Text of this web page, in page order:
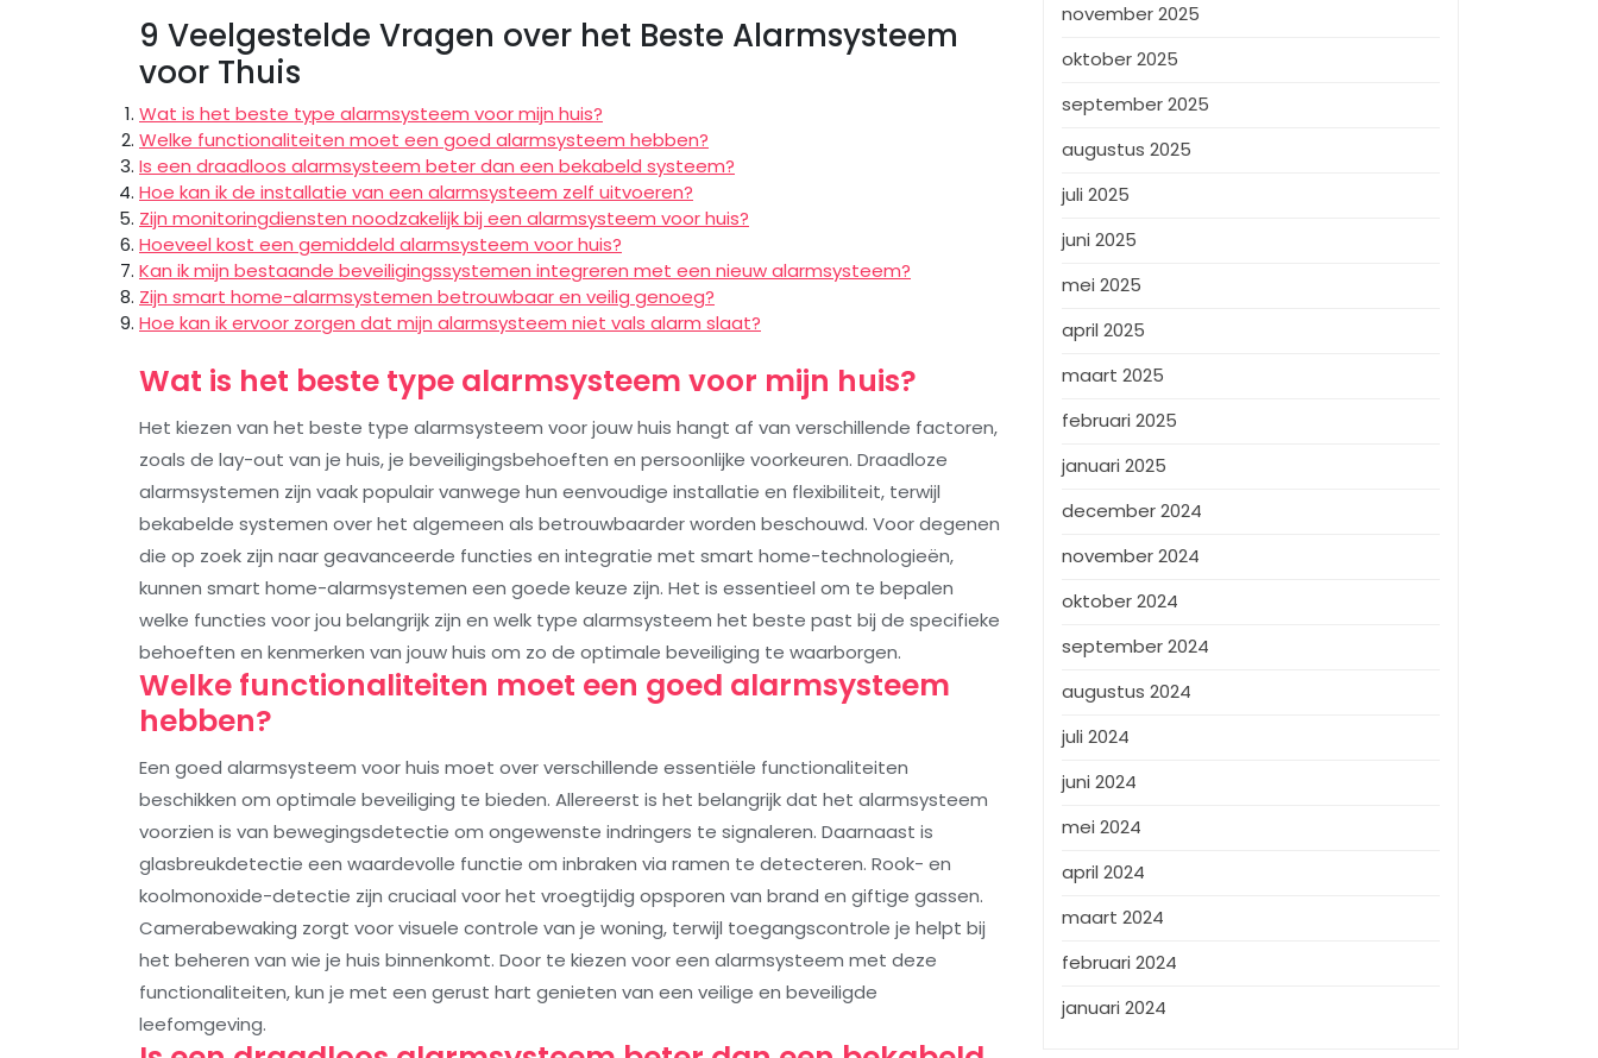
9 Veelgestelde Vragen over het Beste Alarmsysteem
voor Thuis
Wat is het beste type alarmsysteem voor mijn huis?
Welke functionaliteiten moet een goed alarmsysteem hebben?
Is een draadloos alarmsysteem beter dan een bekabeld systeem?
Hoe kan ik de installatie van een alarmsysteem zelf uitvoeren?
Zijn monitoringdiensten noodzakelijk bij een alarmsysteem voor huis?
Hoeveel kost een gemiddeld alarmsysteem voor huis?
Kan ik mijn bestaande beveiligingssystemen integreren met een nieuw alarmsysteem?
Zijn smart home-alarmsystemen betrouwbaar en veilig genoeg?
Hoe kan ik ervoor zorgen dat mijn alarmsysteem niet vals alarm slaat?
Wat is het beste type alarmsysteem voor mijn huis?
Het kiezen van het beste type alarmsysteem voor jouw huis hangt af van verschillende factoren,
zoals de lay-out van je huis, je beveiligingsbehoeften en persoonlijke voorkeuren. Draadloze
alarmsystemen zijn vaak populair vanwege hun eenvoudige installatie en flexibiliteit, terwijl
bekabelde systemen over het algemeen als betrouwbaarder worden beschouwd. Voor degenen
die op zoek zijn naar geavanceerde functies en integratie met smart home-technologieën,
kunnen smart home-alarmsystemen een goede keuze zijn. Het is essentieel om te bepalen
welke functies voor jou belangrijk zijn en welk type alarmsysteem het beste past bij de specifieke
behoeften en kenmerken van jouw huis om zo de optimale beveiliging te waarborgen.
Welke functionaliteiten moet een goed alarmsysteem
hebben?
Een goed alarmsysteem voor huis moet over verschillende essentiële functionaliteiten
beschikken om optimale beveiliging te bieden. Allereerst is het belangrijk dat het alarmsysteem
voorzien is van bewegingsdetectie om ongewenste indringers te signaleren. Daarnaast is
glasbreukdetectie een waardevolle functie om inbraken via ramen te detecteren. Rook- en
koolmonoxide-detectie zijn cruciaal voor het vroegtijdig opsporen van brand en giftige gassen.
Camerabewaking zorgt voor visuele controle van je woning, terwijl toegangscontrole je helpt bij
het beheren van wie je huis binnenkomt. Door te kiezen voor een alarmsysteem met deze
functionaliteiten, kun je met een gerust hart genieten van een veilige en beveiligde
leefomgeving.
november 2025
oktober 2025
september 2025
augustus 2025
juli 2025
juni 2025
mei 2025
april 2025
maart 2025
februari 2025
januari 2025
december 2024
november 2024
oktober 2024
september 2024
augustus 2024
juli 2024
juni 2024
mei 2024
april 2024
maart 2024
februari 2024
januari 2024